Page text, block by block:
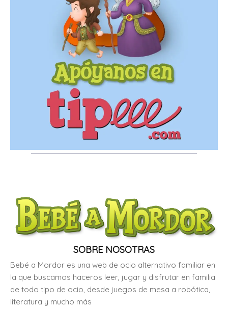
SOBRE NOSOTRAS
Bebé a Mordor es una web de ocio alternativo familiar en
la que buscamos haceros leer, jugar y disfrutar en familia
de todo tipo de ocio, desde juegos de mesa a robótica,
literatura y mucho más